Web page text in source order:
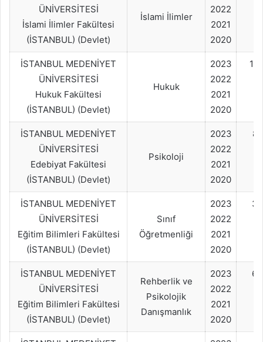
ÜNİVERSİTESİ
İslami İlimler Fakültesi
(İSTANBUL) (Devlet)
İslami İlimler
2022
2021
2020
İSTANBUL MEDENİYET
ÜNİVERSİTESİ
Hukuk Fakültesi
(İSTANBUL) (Devlet)
Hukuk
2023
2022
2021
2020
İSTANBUL MEDENİYET
ÜNİVERSİTESİ
Edebiyat Fakültesi
(İSTANBUL) (Devlet)
Psikoloji
2023
2022
2021
2020
İSTANBUL MEDENİYET
ÜNİVERSİTESİ
Eğitim Bilimleri Fakültesi
(İSTANBUL) (Devlet)
Sınıf
Öğretmenliği
2023
2022
2021
2020
İSTANBUL MEDENİYET
ÜNİVERSİTESİ
Eğitim Bilimleri Fakültesi
(İSTANBUL) (Devlet)
Rehberlik ve
Psikolojik
Danışmanlık
2023
2022
2021
2020